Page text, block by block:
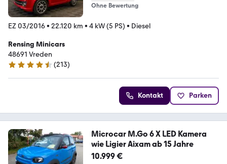
Ohne Bewertung
EZ 03/2016• 22.120 km • 4 kW (5 PS) • Diesel
Rensing Minicars
48691 Vreden
4.7 Sterne
(213)
Kontakt Parken
Microcar M.Go 6 X LED Kamera
wie Ligier Aixam ab 15 Jahre
10.999 €